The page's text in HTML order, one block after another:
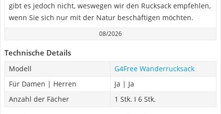
gibt es jedoch nicht, weswegen wir den Rucksack empfehlen,
wenn Sie sich nur mit der Natur beschäftigen möchten.
08/2026
Technische Details
Modell
G4Free Wanderrucksack
Für Damen | Herren
Ja | Ja
Anzahl der Fächer
1 Stk. I 6 Stk.